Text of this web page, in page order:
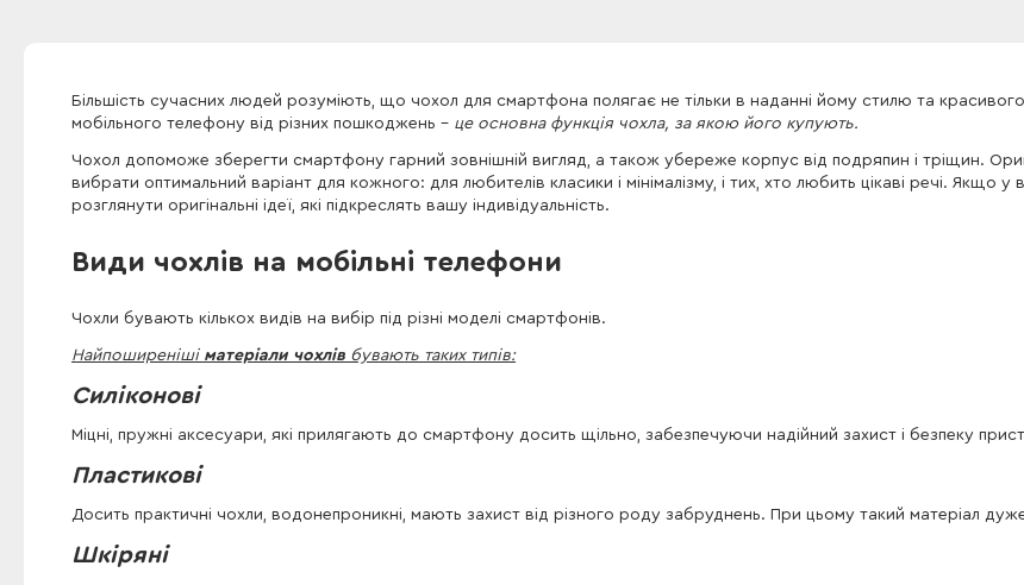
Більшість сучасних людей розуміють, що чохол для смартфона полягає не тільки в наданні йому стилю та
мобільного телефону від різних пошкоджень - це основна функція чохла, за якою його купують.
Чохол допоможе зберегти смартфону гарний зовнішній вигляд, а також убереже корпус від подряпин і тріщин.
вибрати оптимальний варіант для кожного: для любителів класики і мінімалізму, і тих, хто любить цікаві речі.
розглянути оригінальні ідеї, які підкреслять вашу індивідуальність.
Види чохлів на мобільні телефони
Чохли бувають кількох видів на вибір під різні моделі смартфонів.
Найпоширеніші матеріали чохлів бувають таких типів:
Силіконові
Міцні, пружні аксесуари, які прилягають до смартфону досить щільно, забезпечуючи надійний захист і безпеку
Пластикові
Досить практичні чохли, водонепроникні, мають захист від різного роду забруднень. При цьому такий матеріал
Шкіряні